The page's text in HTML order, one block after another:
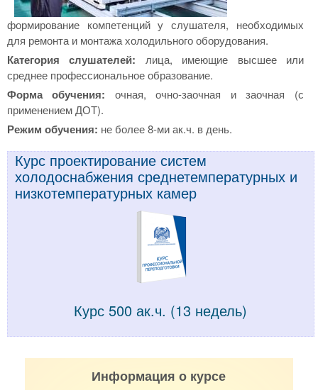
формирование компетенций у слушателя, необходимых
для ремонта и монтажа холодильного оборудования.
Категория слушателей: лица, имеющие высшее или
среднее профессиональное образование.
Форма обучения: очная, очно-заочная и заочная (с
применением ДОТ).
Режим обучения: не более 8-ми ак.ч. в день.
Курс проектирование систем
холодоснабжения среднетемпературных и
низкотемпературных камер
Курс 500 ак.ч. (13 недель)
Информация о курсе